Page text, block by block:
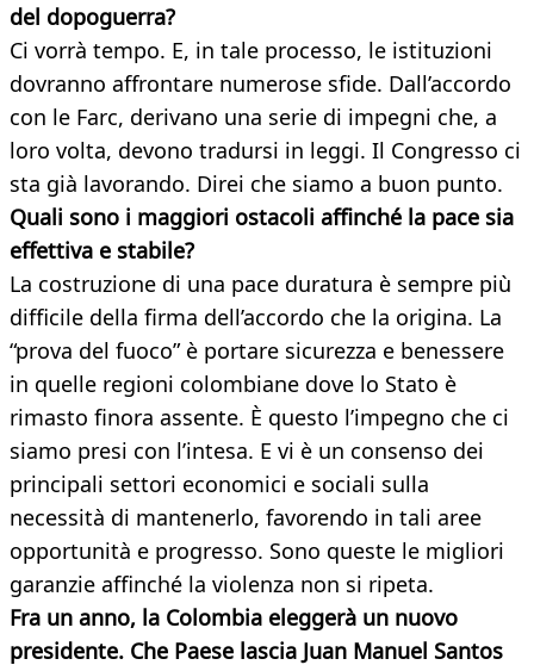
del dopoguerra?
Ci vorrà tempo. E, in tale processo, le istituzioni
dovranno affrontare numerose sfide. Dall’accordo
con le Farc, derivano una serie di impegni che, a
loro volta, devono tradursi in leggi. Il Congresso ci
sta già lavorando. Direi che siamo a buon punto.
Quali sono i maggiori ostacoli affinché la pace sia
effettiva e stabile?
La costruzione di una pace duratura è sempre più
difficile della firma dell’accordo che la origina. La
“prova del fuoco” è portare sicurezza e benessere
in quelle regioni colombiane dove lo Stato è
rimasto finora assente. È questo l’impegno che ci
siamo presi con l’intesa. E vi è un consenso dei
principali settori economici e sociali sulla
necessità di mantenerlo, favorendo in tali aree
opportunità e progresso. Sono queste le migliori
garanzie affinché la violenza non si ripeta.
Fra un anno, la Colombia eleggerà un nuovo
presidente. Che Paese lascia Juan Manuel Santos